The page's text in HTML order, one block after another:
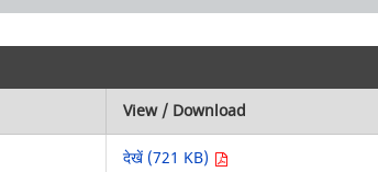
View / Download
देखें (721 KB)